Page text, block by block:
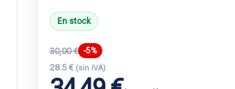
En stock
30,00 € -5%
28.5 € (sin IVA)